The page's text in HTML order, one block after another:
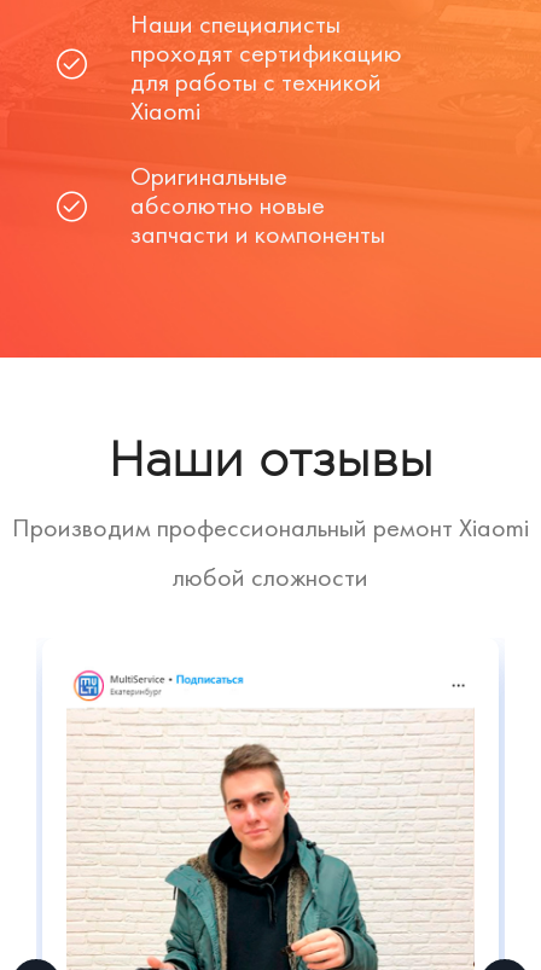
Наши специалисты
проходят сертификацию
для работы с техникой
Xiaomi
Оригинальные
абсолютно новые
запчасти и компоненты
Наши отзывы
Производим профессиональный ремонт Xiaomi
любой сложности